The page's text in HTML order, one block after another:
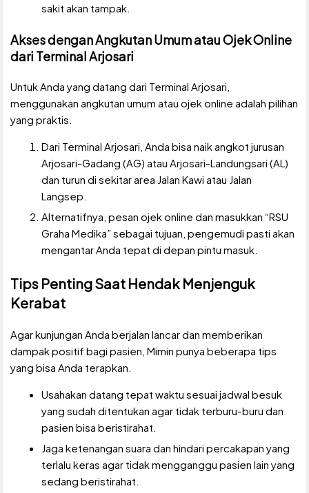
sakit akan tampak.
Akses dengan Angkutan Umum atau Ojek Online
dari Terminal Arjosari
Untuk Anda yang datang dari Terminal Arjosari,
menggunakan angkutan umum atau ojek online adalah pilihan
yang praktis.
Dari Terminal Arjosari, Anda bisa naik angkot jurusan
Arjosari-Gadang (AG) atau Arjosari-Landungsari (AL)
dan turun di sekitar area Jalan Kawi atau Jalan
Langsep.
Alternatifnya, pesan ojek online dan masukkan “RSU
Graha Medika” sebagai tujuan, pengemudi pasti akan
mengantar Anda tepat di depan pintu masuk.
Tips Penting Saat Hendak Menjenguk
Kerabat
Agar kunjungan Anda berjalan lancar dan memberikan
dampak positif bagi pasien, Mimin punya beberapa tips
yang bisa Anda terapkan.
Usahakan datang tepat waktu sesuai jadwal besuk
yang sudah ditentukan agar tidak terburu-buru dan
pasien bisa beristirahat.
Jaga ketenangan suara dan hindari percakapan yang
terlalu keras agar tidak mengganggu pasien lain yang
sedang beristirahat.